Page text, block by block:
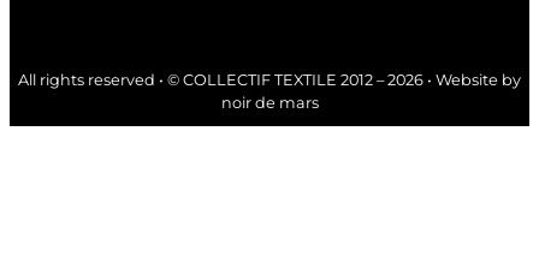
All rights reserved • © COLLECTIF TEXTILE 2012 – 2026 • Website by
noir de mars